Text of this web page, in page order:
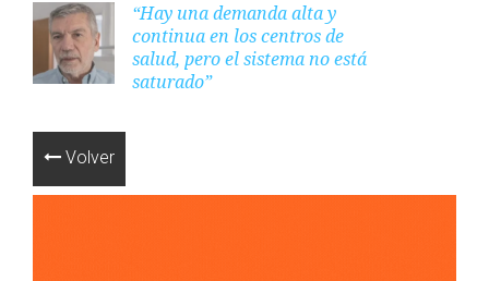
“Hay una demanda alta y
continua en los centros de
salud, pero el sistema no está
saturado”
Volver